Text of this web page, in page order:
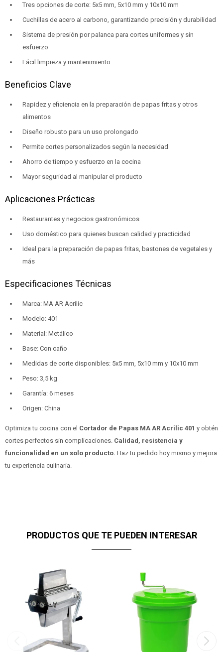
Tres opciones de corte: 5x5 mm, 5x10 mm y 10x10 mm
Cuchillas de acero al carbono, garantizando precisión y durabilidad
Sistema de presión por palanca para cortes uniformes y sin
esfuerzo
Fácil limpieza y mantenimiento
Beneficios Clave
Rapidez y eficiencia en la preparación de papas fritas y otros
alimentos
Diseño robusto para un uso prolongado
Permite cortes personalizados según la necesidad
Ahorro de tiempo y esfuerzo en la cocina
Mayor seguridad al manipular el producto
Aplicaciones Prácticas
Restaurantes y negocios gastronómicos
Uso doméstico para quienes buscan calidad y practicidad
Ideal para la preparación de papas fritas, bastones de vegetales y
más
Especificaciones Técnicas
Marca: MA AR Acrilic
Modelo: 401
Material: Metálico
Base: Con caño
Medidas de corte disponibles: 5x5 mm, 5x10 mm y 10x10 mm
Peso: 3,5 kg
Garantía: 6 meses
Origen: China
Optimiza tu cocina con el Cortador de Papas MA AR Acrilic 401 y obtén
cortes perfectos sin complicaciones. Calidad, resistencia y
funcionalidad en un solo producto. Haz tu pedido hoy mismo y mejora
tu experiencia culinaria.
PRODUCTOS QUE TE PUEDEN INTERESAR